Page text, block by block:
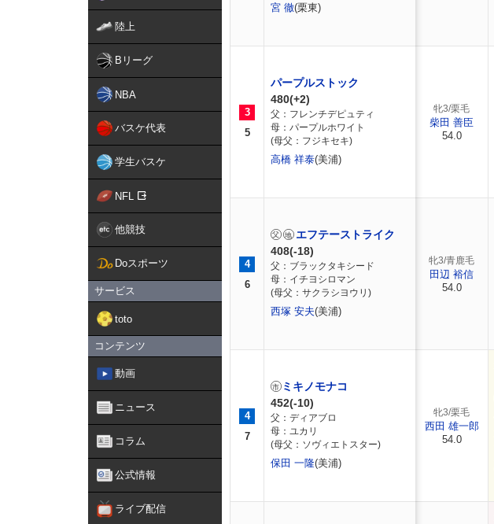
陸上
Bリーグ
NBA
バスケ代表
学生バスケ
NFL
他競技
Doスポーツ
サービス
toto
コンテンツ
動画
ニュース
コラム
公式情報
ライブ配信
宮 徹(栗東)
3
5
パープルストック
480(+2)
父：フレンチデピュティ
母：パープルホワイト
(母父：フジキセキ)
高橋 祥泰(美浦)
4
6
エフテーストライク
408(-18)
父：ブラックタキシード
母：イチヨシロマン
(母父：サクラシヨウリ)
西塚 安夫(美浦)
4
7
ミキノモナコ
452(-10)
父：ディアブロ
母：ユカリ
(母父：ソヴィエトスター)
保田 一隆(美浦)
牝3/栗毛
柴田 善臣
54.0
牝3/青鹿毛
田辺 裕信
54.0
牝3/栗毛
西田 雄一郎
54.0